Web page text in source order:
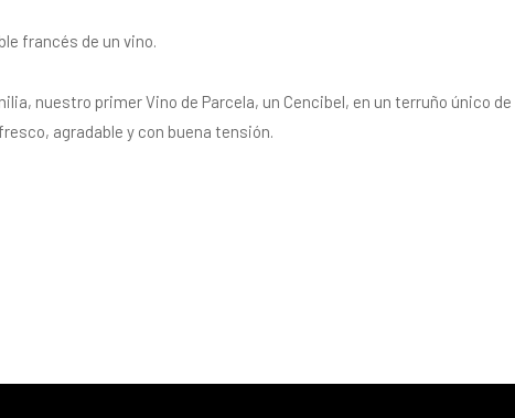
francés de un vino.
nuestro primer Vino de Parcela, un Cencibel, en un terruño único
agradable y con buena tensión.